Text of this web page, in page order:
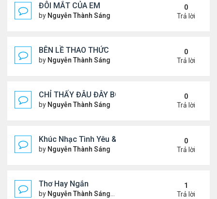
ĐÔI MẮT CỦA EM
by Nguyễn Thành Sáng Thứ 3 Tháng 7 30, 2024 9:08
0
Trả lời
BÊN LỀ THAO THỨC
by Nguyễn Thành Sáng Thứ 4 Tháng 7 24, 2024 10:29
0
Trả lời
CHỈ THẤY ĐÂU ĐÂY BÓNG MỘT NGƯỜI
by Nguyễn Thành Sáng Thứ 4 Tháng 7 24, 2024 10:27
0
Trả lời
Khúc Nhạc Tình Yêu & Câu Chuyện Tình
by Nguyễn Thành Sáng Thứ 5 Tháng 1 25, 2024 2:03
0
Trả lời
Thơ Hay Ngắn
by Nguyễn Thành Sáng Thứ 4 Tháng 1 10, 2024 2:28
1
Trả lời